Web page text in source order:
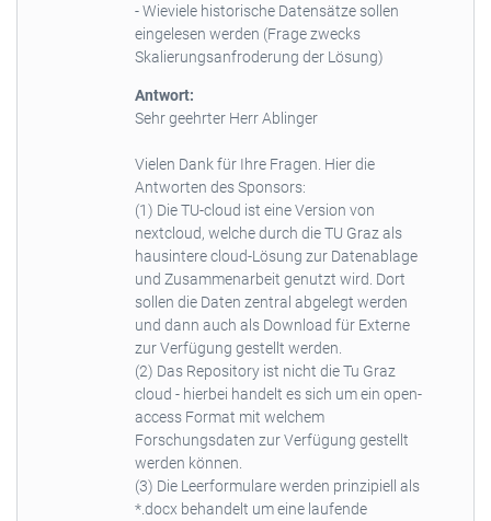
- Wieviele historische Datensätze sollen
eingelesen werden (Frage zwecks
Skalierungsanfroderung der Lösung)
Antwort:
Sehr geehrter Herr Ablinger
Vielen Dank für Ihre Fragen. Hier die
Antworten des Sponsors:
(1) Die TU-cloud ist eine Version von
nextcloud, welche durch die TU Graz als
hausintere cloud-Lösung zur Datenablage
und Zusammenarbeit genutzt wird. Dort
sollen die Daten zentral abgelegt werden
und dann auch als Download für Externe
zur Verfügung gestellt werden.
(2) Das Repository ist nicht die Tu Graz
cloud - hierbei handelt es sich um ein open-
access Format mit welchem
Forschungsdaten zur Verfügung gestellt
werden können.
(3) Die Leerformulare werden prinzipiell als
*.docx behandelt um eine laufende